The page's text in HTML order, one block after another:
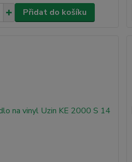
Přidat do košíku